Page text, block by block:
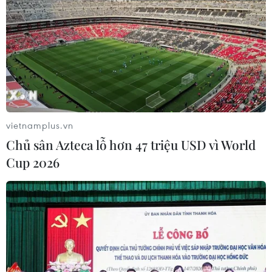
CƠ QUAN CHỦ QUẢN: THÔNG TẤN XÃ VIỆT NAM
Phó Tổng Biên tập: NGUYỄN THỊ TÁM, KHÚC THANH
THỦY
Sở hữu trí tuệ
Quy định sử dụng
RSS
Hỗ trợ
Ngôn ngữ
TTXVN
Dịch vụ tin
Quảng cáo
vietnamplus.vn
Chủ sân Azteca lỗ hơn 47 triệu USD vì World
Cup 2026